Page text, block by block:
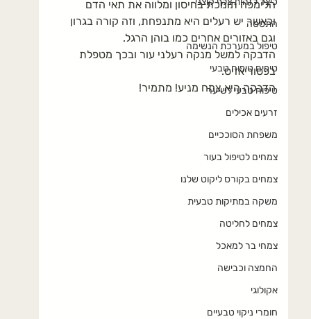
התססה
טיפול במערכת הנשימה
טיפים טיפוח טבעי
טיפוח טבעי לשיער
זרעים אכילים
משפחת הסוככיים
צמחים לטיפול בעור
צמחים בקורס ליקוט שלנו
משקה במתיקות טבעית
צמחים לחליטה
צמחי בר למאכל
החמצה וכבישה
אקולוגי
חומרי ניקוי טבעיים
הלימפה תומכת בחיסון ומלווה את תאי הדם
וכאשר יש רעלים היא מתנפחת, וזה קורה בגרון
וגם באזורים אחרים כמו בוהן הרגל.
הדבקה למשל מנקה רעלני עור ובכך מטפלת
בפסוריאזיס.
הדבקה היא צמח מניע! מתמיר!